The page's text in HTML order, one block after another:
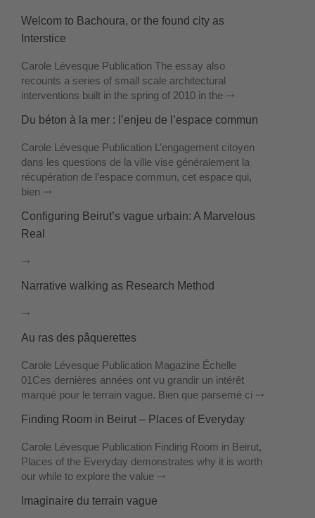
Welcom to Bachoura, or the found city as
Interstice
Carole Lévesque Publication The essay also
recounts a series of small scale architectural
interventions built in the spring of 2010 in the ⤏
Du béton à la mer : l’enjeu de l’espace commun
Carole Lévesque Publication L’engagement citoyen
dans les questions de la ville vise généralement la
récupération de l’espace commun, cet espace qui,
bien ⤏
Configuring Beirut’s vague urbain: A Marvelous
Real
⤏
Narrative walking as Research Method
⤏
Au ras des pâquerettes
Carole Lévesque Publication Magazine Échelle
01Ces dernières années ont vu grandir un intérêt
marqué pour le terrain vague. Bien que parsemé ci ⤏
Finding Room in Beirut – Places of Everyday
Carole Lévesque Publication Finding Room in Beirut,
Places of the Everyday demonstrates why it is worth
our while to explore the value ⤏
Imaginaire du terrain vague